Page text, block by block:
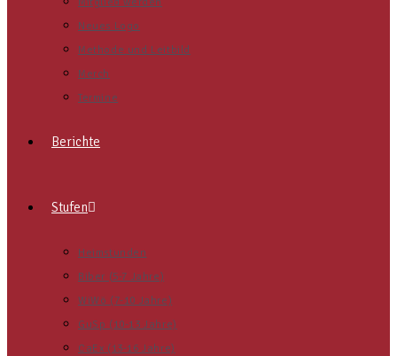
Neues Logo
Methode und Leitbild
Merch
Termine
Berichte
Stufen
Heimstunden
Biber (5-7 Jahre)
WiWö (7-10 Jahre)
GuSp (10-13 Jahre)
CaEx (13-16 Jahre)